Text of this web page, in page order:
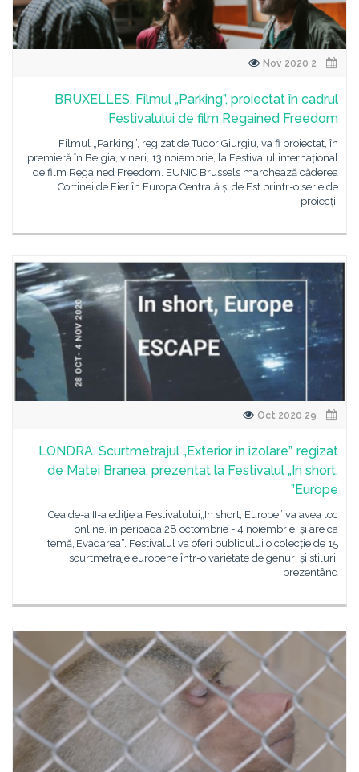
BRUXELLES. Filmul „Parking”, proiectat în cadrul
Festivalului de film Regained Freedom
Filmul „Parking”, regizat de Tudor Giurgiu, va fi proiectat, în
premieră în Belgia, vineri, 13 noiembrie, la Festivalul internațional
de film Regained Freedom. EUNIC Brussels marchează căderea
Cortinei de Fier în Europa Centrală și de Est printr-o serie de
proiecții
LONDRA. Scurtmetrajul „Exterior in izolare”, regizat
de Matei Branea, prezentat la Festivalul „In short,
Europe”
Cea de-a II-a ediție a Festivalului„In short, Europe” va avea loc
online, în perioada 28 octombrie - 4 noiembrie, și are ca
temă„Evadarea”. Festivalul va oferi publicului o colecție de 15
scurtmetraje europene într-o varietate de genuri și stiluri,
prezentând